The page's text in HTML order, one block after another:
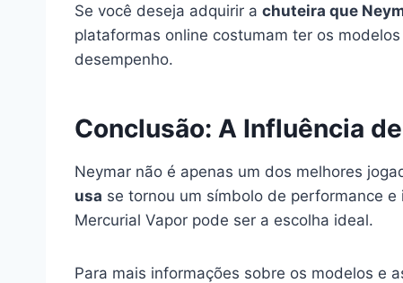
Se você deseja adquirir a chuteira que
plataformas online costumam ter os
desempenho.
Conclusão: A Influência
Neymar não é apenas um dos melhores
usa se tornou um símbolo de performance
Mercurial Vapor pode ser a escolha ideal.
Para mais informações sobre os modelos e